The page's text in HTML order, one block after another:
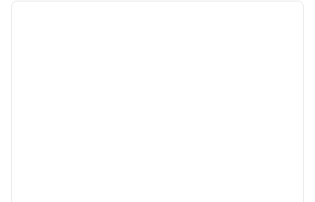
1/12
다음